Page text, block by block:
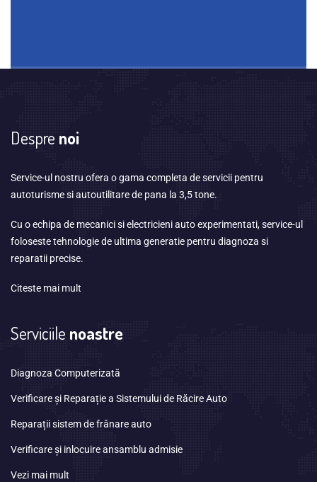
Despre noi
Service-ul nostru ofera o gama completa de servicii pentru
autoturisme si autoutilitare de pana la 3,5 tone.
Cu o echipa de mecanici si electricieni auto experimentati, service-ul
foloseste tehnologie de ultima generatie pentru diagnoza si
reparatii precise.
Citeste mai mult
Serviciile noastre
Diagnoza Computerizată
Verificare și Reparație a Sistemului de Răcire Auto
Reparații sistem de frânare auto
Verificare și inlocuire ansamblu admisie
Vezi mai mult